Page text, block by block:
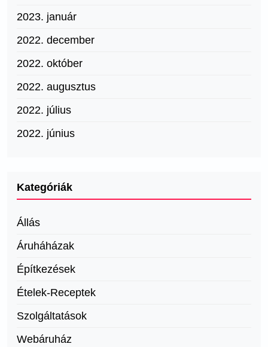
2023. január
2022. december
2022. október
2022. augusztus
2022. július
2022. június
Kategóriák
Állás
Áruháházak
Építkezések
Ételek-Receptek
Szolgáltatások
Webáruház